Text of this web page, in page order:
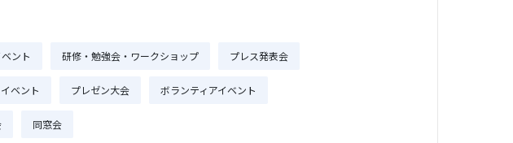
ント 研修・勉強会・ワークショップ プレス発表会
ベント プレゼン大会 ボランティアイベント
同窓会